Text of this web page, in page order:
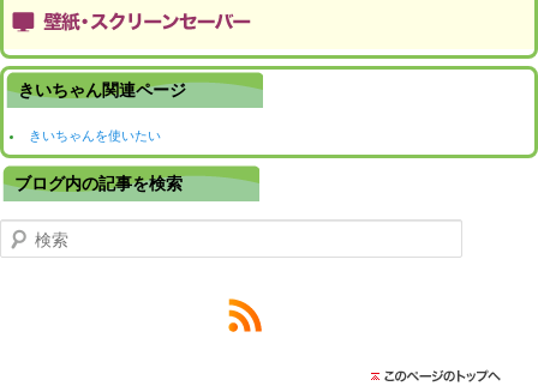
きいちゃん関連ページ
きいちゃんを使いたい
ブログ内の記事を検索
検索